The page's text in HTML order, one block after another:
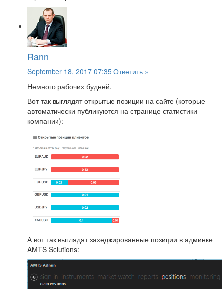
Rann
September 18, 2017 07:35 Ответить »
Немного рабочих будней.
Вот так выглядят открытые позиции на сайте (которые
автоматически публикуются на странице статистики
компании):
А вот так выглядят захеджированные позиции в админке
AMTS Solutions: